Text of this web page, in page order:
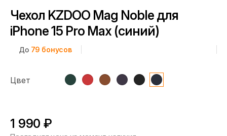
Чехол KZDOO Mag Noble для
iPhone 15 Pro Max (синий)
До 79 бонусов
Цвет
1 990 ₽